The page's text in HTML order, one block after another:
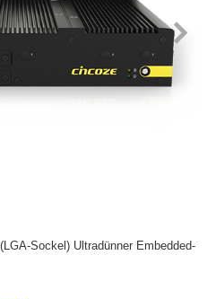
Sockel) Ultradünner Embedded-